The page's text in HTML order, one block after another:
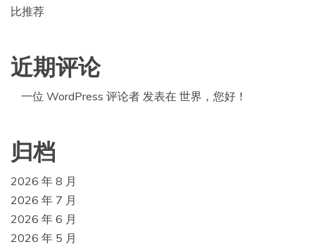
比推荐
近期评论
一位 WordPress 评论者 发表在 世界，您好！
归档
2026 年 8 月
2026 年 7 月
2026 年 6 月
2026 年 5 月